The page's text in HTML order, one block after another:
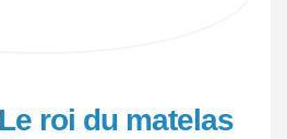
Le roi du matelas